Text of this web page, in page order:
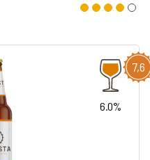
7,6
6.0%